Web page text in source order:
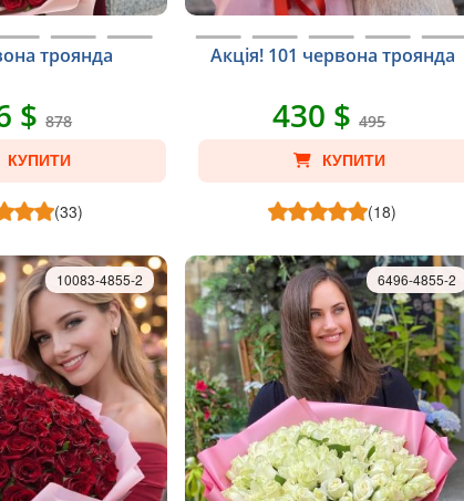
троянда
$878
КУПИТИ
(33)
Акція! 101 червона троянда
430 $495
КУПИТИ
(18)
10083-4855-2 6496-4855-2